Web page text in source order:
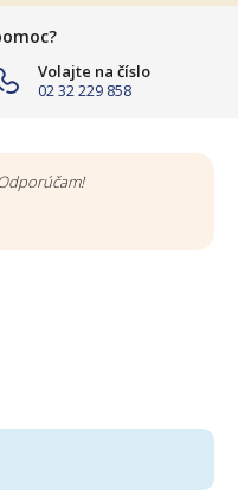
Volajte na číslo
02 32 229 858